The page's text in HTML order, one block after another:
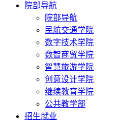
院部导航
院部导航
民航交通学院
数字技术学院
数智商贸学院
智慧旅游学院
创意设计学院
继续教育学院
公共教学部
招生就业